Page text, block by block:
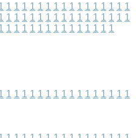
1 1 1 1 1 1 1 1 1 1 1 1 1 1 1 1
1 1 1 1 1 1 1 1 1 1 1 1 1 1 1 1
1 1 1 1 1 1 1 1 1 1 1 1 1 1
1 1 1 1 1 1 1 1 1 1 1 1 1 1 1 1